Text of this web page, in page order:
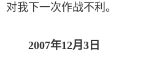
对我下一次作战不利。
2007年12月3日